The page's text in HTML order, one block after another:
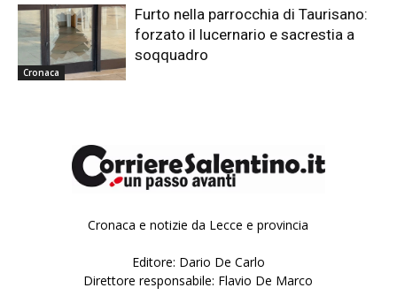
Cronaca
Furto nella parrocchia di Taurisano:
forzato il lucernario e sacrestia a
soqquadro
Cronaca e notizie da Lecce e provincia
Editore: Dario De Carlo
Direttore responsabile: Flavio De Marco